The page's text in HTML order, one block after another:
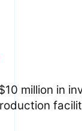
million in